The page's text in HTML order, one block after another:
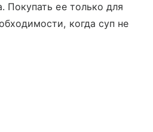
Покупать ее только для
когда суп не